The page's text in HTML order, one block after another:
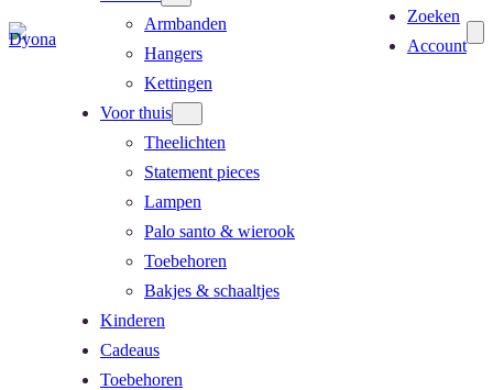
Armbanden
Hangers
Kettingen
Voor thuis
Theelichten
Statement pieces
Lampen
Palo santo & wierook
Toebehoren
Bakjes & schaaltjes
Kinderen
Cadeaus
Toebehoren
Zoeken
Account